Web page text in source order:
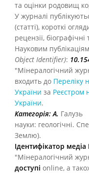
та оцінки родовищ
У журналі
(статті), короткі
рецензії,
Науковим
Object Identifier):
"Мінералогічний
входить до Переліку
України за Реєстром
України.
Категорiя: А. Галузь
науки: геологічні.
Землю).
Ідентифікатор медіа
"Мінералогічний
доступі online, а